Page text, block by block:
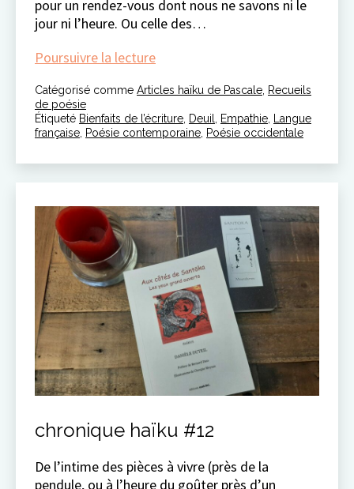
pour un rendez-vous dont nous ne savons ni le
jour ni l’heure. Ou celle des…
Poursuivre la lecturechronique
#13
Catégorisé comme Articles haïku de Pascale, Recueils
de poésie
Étiqueté Bienfaits de l’écriture, Deuil, Empathie, Langue
française, Poésie contemporaine, Poésie occidentale
chronique haïku #12
De l’intime des pièces à vivre (près de la
pendule, ou à l’heure du goûter près d’un